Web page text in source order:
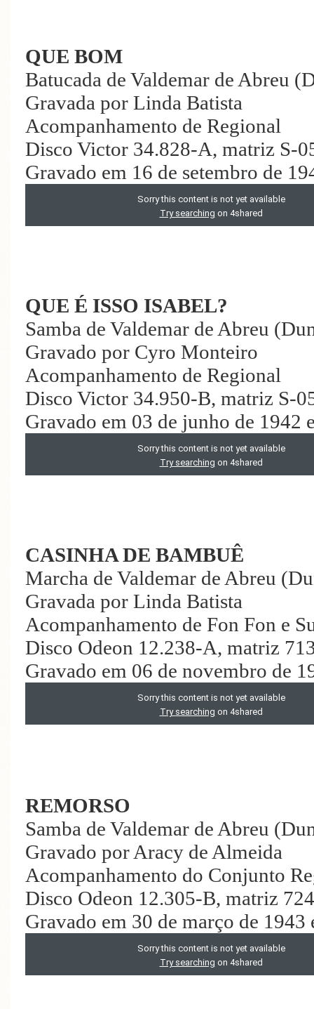
QUE BOM
Batucada de Valdemar de Abreu
Gravada por Linda Batista
Acompanhamento de Regional
Disco Victor 34.828-A, matriz S-
Gravado em 16 de setembro de
QUE É ISSO ISABEL?
Samba de Valdemar de Abreu
Gravado por Cyro Monteiro
Acompanhamento de Regional
Disco Victor 34.950-B, matriz S-
Gravado em 03 de junho de 1942
CASINHA DE BAMBUÊ
Marcha de Valdemar de Abreu
Gravada por Linda Batista
Acompanhamento de Fon Fon e
Disco Odeon 12.238-A, matriz
Gravado em 06 de novembro de
REMORSO
Samba de Valdemar de Abreu
Gravado por Aracy de Almeida
Acompanhamento do Conjunto
Disco Odeon 12.305-B, matriz
Gravado em 30 de março de 1943